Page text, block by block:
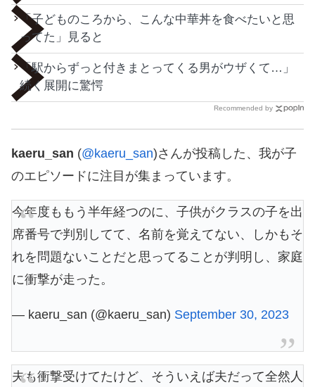
「子どものころから、こんな中華丼を食べたいと思
ってた」見ると
「駅からずっと付きまとってくる男がウザくて…」
続く展開に驚愕
Recommended by
kaeru_san (@kaeru_san)さんが投稿した、我が子
のエピソードに注目が集まっています。
今年度ももう半年経つのに、子供がクラスの子を出
席番号で判別してて、名前を覚えてない、しかもそ
れを問題ないことだと思ってることが判明し、家庭
に衝撃が走った。
— kaeru_san (@kaeru_san) September 30, 2023
夫も衝撃受けてたけど、そういえば夫だって全然人